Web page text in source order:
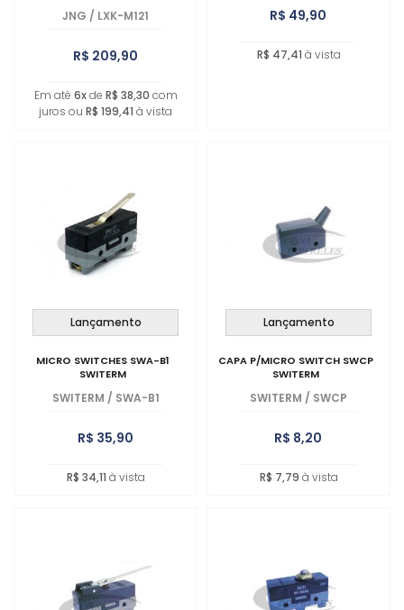
JNG / LXK-M121
R$ 209,90
Em até 6xde R$ 38,30 com
juros ou R$ 199,41 à vista
R$ 49,90
R$ 47,41 à vista
Lançamento
MICRO SWITCHES SWA-B1
SWITERM
SWITERM / SWA-B1
R$ 35,90
R$ 34,11 à vista
Lançamento
CAPA P/MICRO SWITCH SWCP
SWITERM
SWITERM / SWCP
R$ 8,20
R$ 7,79 à vista